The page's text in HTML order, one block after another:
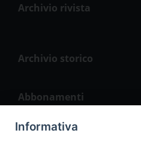
Archivio rivista
Archivio storico
Abbonamenti
Informativa